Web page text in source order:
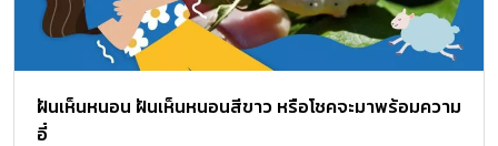
ฝันเห็นหนอน ฝันเห็นหนอนสีขาว หรือโชคจะมาพร้อมความ
อี๋